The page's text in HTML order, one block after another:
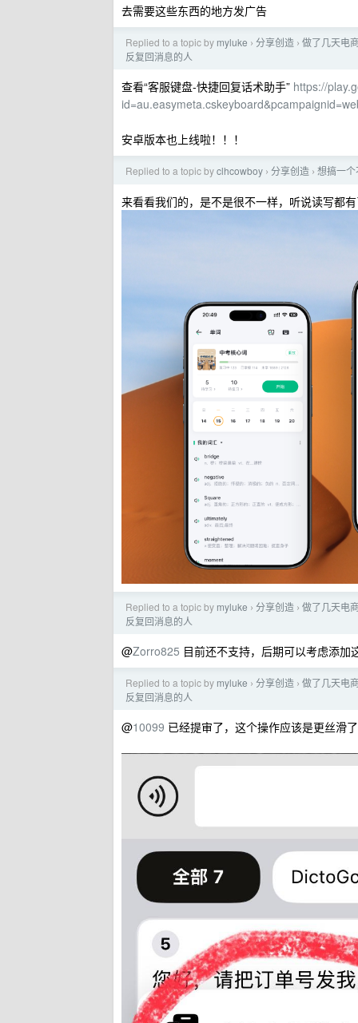
去需要这些东西的地方发广告
Replied to a topic by myluke › 分享创造 › 做了几天电
反复回消息的人
查看“客服键盘-快捷回复话术助手” https://
安卓版本也上线啦！！！
Replied to a topic byclhcowboy › 分享创造 › 想搞一
来看看我们的，是不是很不一样，听说读写都
Replied to a topic by myluke › 分享创造 › 做了几天电
反复回消息的人
@Zorro825 目前还不支持，后期可以考虑添加
Replied to a topic by myluke › 分享创造 › 做了几天电
反复回消息的人
@10099 已经提审了，这个操作应该是更丝滑